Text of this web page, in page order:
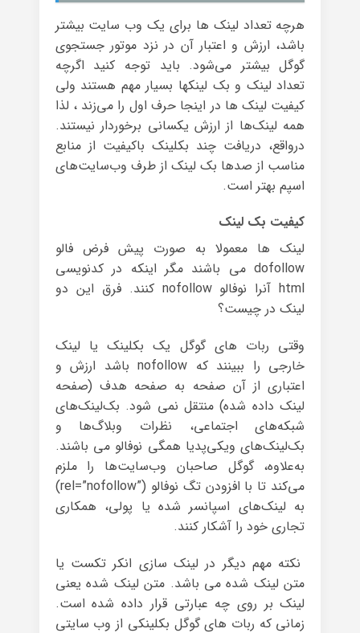
هرچه تعداد لینک ها برای یک وب سایت بیشتر
باشد، ارزش و اعتبار آن در نزد موتور جستجوی
گوگل بیشتر می‌شود. باید توجه کنید اگرچه
تعداد لینک و بک لینکها بسیار مهم هستند ولی
کیفیت لینک ها در اینجا حرف اول را می‌زند ، لذا
همه لینک‌ها از ارزش یکسانی برخوردار نیستند.
درواقع، دریافت چند بکلینک باکیفیت از منابع
مناسب از صدها بک لینک از طرف وب‌سایت‌های
اسپم بهتر است.
کیفیت بک لینک
لینک ها معمولا به صورت پیش فرض فالو
dofollow می باشند مگر اینکه در کدنویسی
html آنرا نوفالو nofollow کنند. فرق این دو
لینک در چیست؟
وقتی ربات های گوگل یک بکلینک یا لینک
خارجی را ببینند که nofollow باشد ارزش و
اعتباری از آن صفحه به صفحه هدف (صفحه
لینک داده شده) منتقل نمی شود. بک‌لینک‌های
شبکه‌های اجتماعی، نظرات وبلاگ‌ها و
بک‌لینک‌های ویکی‌پدیا همگی نوفالو می باشند.
به‌علاوه، گوگل صاحبان وب‌سایت‌ها را ملزم
می‌کند تا با افزودن تگ نوفالو (”rel=”nofollow)
به لینک‌های اسپانسر شده یا پولی، همکاری
تجاری خود را آشکار کنند.
نکته مهم دیگر در لینک سازی انکر تکست یا
متن لینک شده می­ باشد. متن لینک شده یعنی
لینک بر روی چه عبارتی قرار داده شده است.
زمانی که ربات های گوگل بکلینکی از وب سایتی